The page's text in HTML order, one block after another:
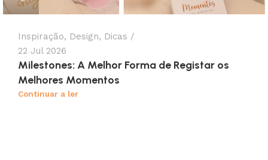
Inspiração, Design, Dicas
22 Jul 2026
Milestones: A Melhor Forma de Registar os
Melhores Momentos
Continuar a ler